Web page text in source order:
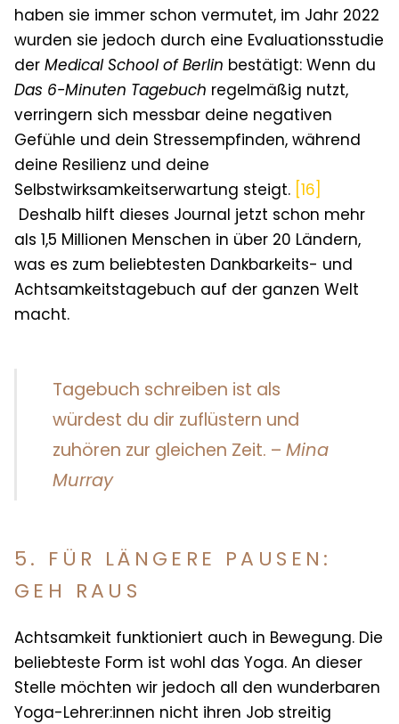
haben sie immer schon vermutet, im Jahr 2022
wurden sie jedoch durch eine Evaluationsstudie
der Medical School of Berlin bestätigt: Wenn du
Das 6-Minuten Tagebuch regelmäßig nutzt,
verringern sich messbar deine negativen
Gefühle und dein Stressempfinden, während
deine Resilienz und deine
Selbstwirksamkeitserwartung steigt. [16]
Deshalb hilft dieses Journal jetzt schon mehr
als 1,5 Millionen Menschen in über 20 Ländern,
was es zum beliebtesten Dankbarkeits- und
Achtsamkeitstagebuch auf der ganzen Welt
macht.
Tagebuch schreiben ist als
würdest du dir zuflüstern und
zuhören zur gleichen Zeit. – Mina
Murray
5. FÜR LÄNGERE PAUSEN:
GEH RAUS
Achtsamkeit funktioniert auch in Bewegung. Die
beliebteste Form ist wohl das Yoga. An dieser
Stelle möchten wir jedoch all den wunderbaren
Yoga-Lehrer:innen nicht ihren Job streitig